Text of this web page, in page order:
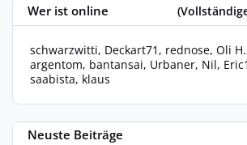
Wer ist online
schwarzwitti Deckart71 rednose Oli H.
argentom bantansai Urbaner Nil
saabista klaus
Neuste Beiträge